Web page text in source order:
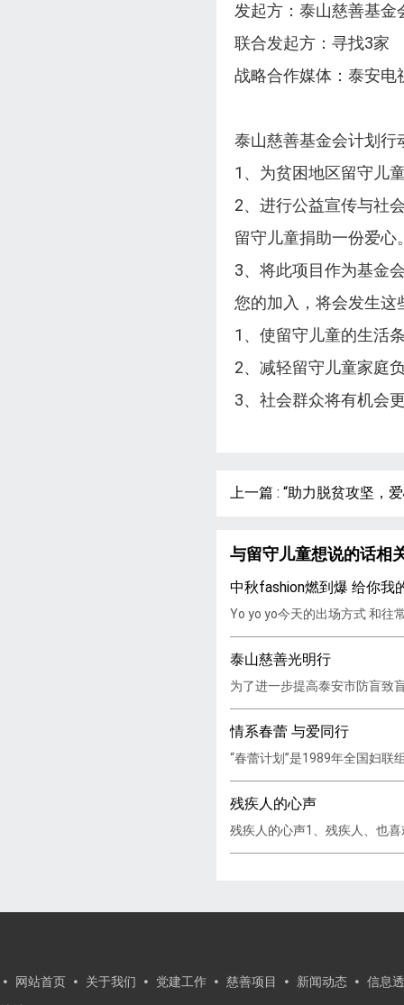
发起方：泰山慈善基金
联合发起方：寻找3家
战略合作媒体：泰安电
泰山慈善基金会计划行
1、为贫困地区留守儿
2、进行公益宣传与社
留守儿童捐助一份爱心
3、将此项目作为基金
您的加入，将会发生这
1、使留守儿童的生活
2、减轻留守儿童家庭
3、社会群众将有机会
上一篇 : “助力脱贫攻坚，
与留守儿童想说的话相
中秋fashion燃到爆 给你我
Yo yo yo今天的出场方式 和往
泰山慈善光明行
为了进一步提高泰安市防盲致
情系春蕾 与爱同行
“春蕾计划”是1989年全国妇联
残疾人的心声
残疾人的心声1、残疾人、也
网站首页 关于我们 党建工作 慈善项目 新闻动态
信息